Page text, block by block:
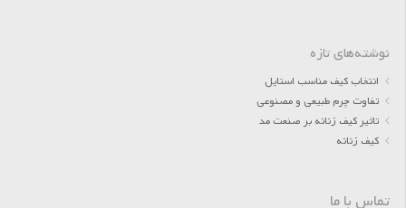
نوشته‌های تازه
انتخاب کیف مناسب استایل
تفاوت چرم طبیعی و مصنوعی
تاثیر کیف زنانه بر صنعت مد
کیف زنانه
تماس با ما